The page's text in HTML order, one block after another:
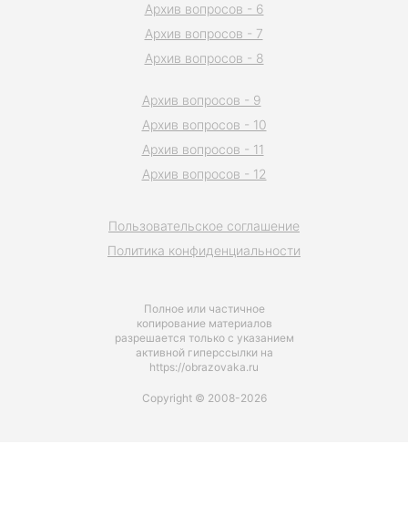
Полное или частичное
копирование материалов
разрешается только с указанием
активной гиперссылки на
https://obrazovaka.ru
Пользовательское соглашение
Политика конфиденциальности
Архив вопросов - 6
Архив вопросов - 7
Архив вопросов - 8
Архив вопросов - 9
Архив вопросов - 10
Архив вопросов - 11
Архив вопросов - 12
Copyright © 2008-2026